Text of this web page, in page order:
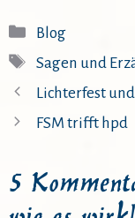
Kategorien
Blog
Schlagwörter
Sagen und
Lichterfest
FSM trifft hpd
5